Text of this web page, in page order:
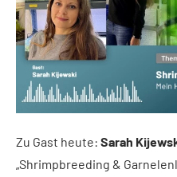
Zu Gast heute: Sarah
„Shrimpbreeding &